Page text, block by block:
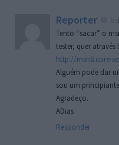
Reporter
Tento “sacar” o
tester, quer através
http://msn8.core-
Alguém pode dar
sou um
Agradeço.
ADias
Responder